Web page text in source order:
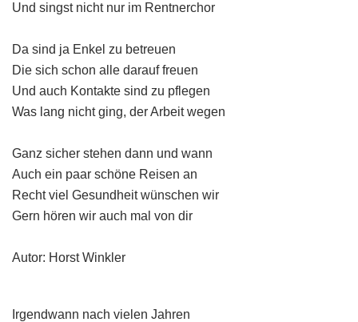
Und singst nicht nur im Rentnerchor
Da sind ja Enkel zu betreuen
Die sich schon alle darauf freuen
Und auch Kontakte sind zu pflegen
Was lang nicht ging, der Arbeit wegen
Ganz sicher stehen dann und wann
Auch ein paar schöne Reisen an
Recht viel Gesundheit wünschen wir
Gern hören wir auch mal von dir
Autor: Horst Winkler
Irgendwann nach vielen Jahren